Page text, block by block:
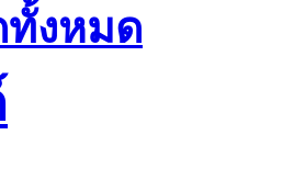
ทั้งหมด